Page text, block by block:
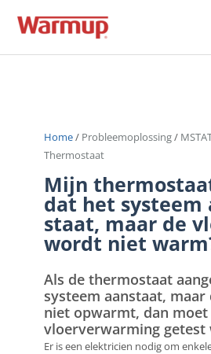
naar
Home/ Probleemoplossing/
Thermostaat
Mijn
dat het systeem
staat, maar de
wordt niet
Als de thermostaat
systeem aanstaat, maar
niet opwarmt, dan moet
vloerverwarming getest
Er is een elektricien nodig om